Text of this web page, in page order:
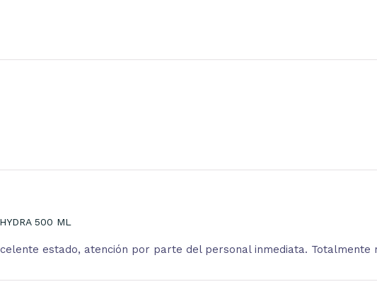
500 ML
estado, atención por parte del personal inmediata. Totalmente